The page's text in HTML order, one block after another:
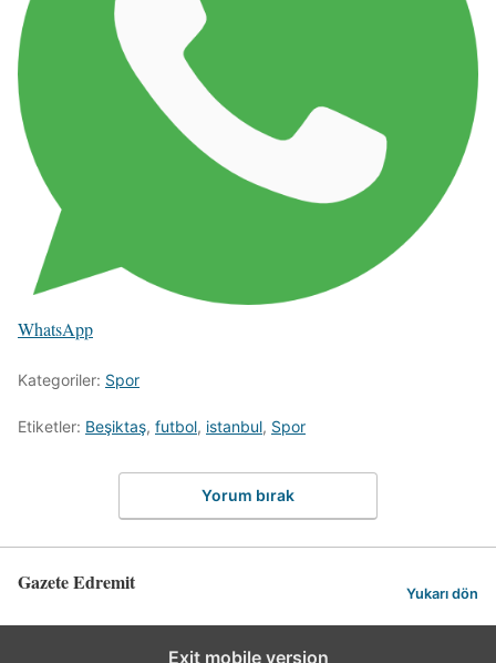
WhatsApp
Kategoriler: Spor
Etiketler: Beşiktaş, futbol, istanbul, Spor
Yorum bırak
Gazete Edremit Yukarı dön
Exit mobile version